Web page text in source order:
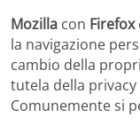
Mozilla con Firefox
la navigazione
cambio della
tutela della privacy
Comunemente si